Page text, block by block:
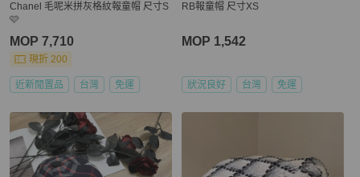
Chanel 毛呢米拼灰格紋報童帽 尺寸S
🩷
MOP 7,710
現折 200
近新閒置品 台灣 免運
RB報童帽 尺寸XS
MOP 1,542
狀況良好 台灣 免運